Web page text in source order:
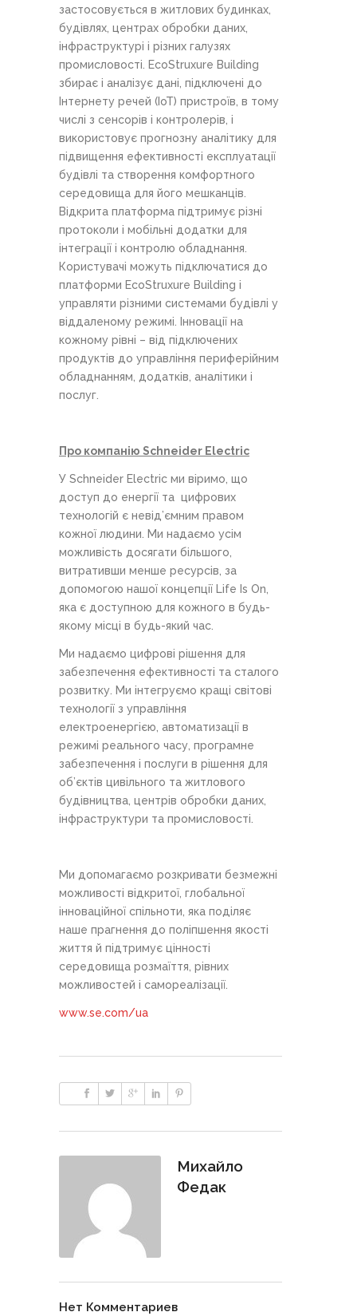
застосовується в житлових будинках,
будівлях, центрах обробки даних,
інфраструктурі і різних галузях
промисловості. EcoStruxure Building
збирає і аналізує дані, підключені до
Інтернету речей (IoT) пристроїв, в тому
числі з сенсорів і контролерів, і
використовує прогнозну аналітику для
підвищення ефективності експлуатації
будівлі та створення комфортного
середовища для його мешканців.
Відкрита платформа підтримує різні
протоколи і мобільні додатки для
інтеграції і контролю обладнання.
Користувачі можуть підключатися до
платформи EcoStruxure Building і
управляти різними системами будівлі у
віддаленому режимі. Інновації на
кожному рівні – від підключених
продуктів до управління периферійним
обладнанням, додатків, аналітики і
послуг.
Про компанію Schneider Electric
У Schneider Electric ми віримо, що
доступ до енергії та цифрових
технологій є невід’ємним правом
кожної людини. Ми надаємо усім
можливість досягати більшого,
витративши менше ресурсів, за
допомогою нашої концепції Life Is On,
яка є доступною для кожного в будь-
якому місці в будь-який час.
Ми надаємо цифрові рішення для
забезпечення ефективності та сталого
розвитку. Ми інтегруємо кращі світові
технології з управління
електроенергією, автоматизації в
режимі реального часу, програмне
забезпечення і послуги в рішення для
об’єктів цивільного та житлового
будівництва, центрів обробки даних,
інфраструктури та промисловості.
Ми допомагаємо розкривати безмежні
можливості відкритої, глобальної
інноваційної спільноти, яка поділяє
наше прагнення до поліпшення якості
життя й підтримує цінності
середовища розмаїття, рівних
можливостей і самореалізації.
www.se.com/ua
Михайло
Федак
Нет Комментариев